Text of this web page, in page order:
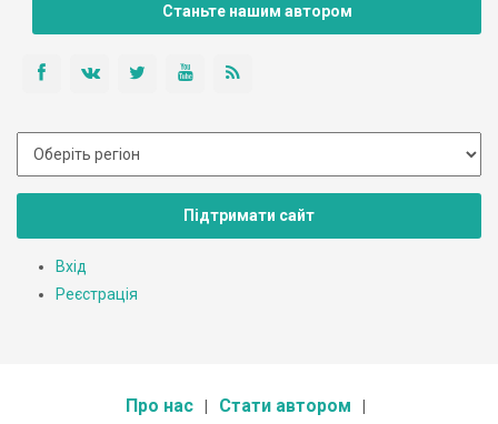
Станьте нашим автором
Підтримати сайт
Вхід
Реєстрація
Про нас Стати автором